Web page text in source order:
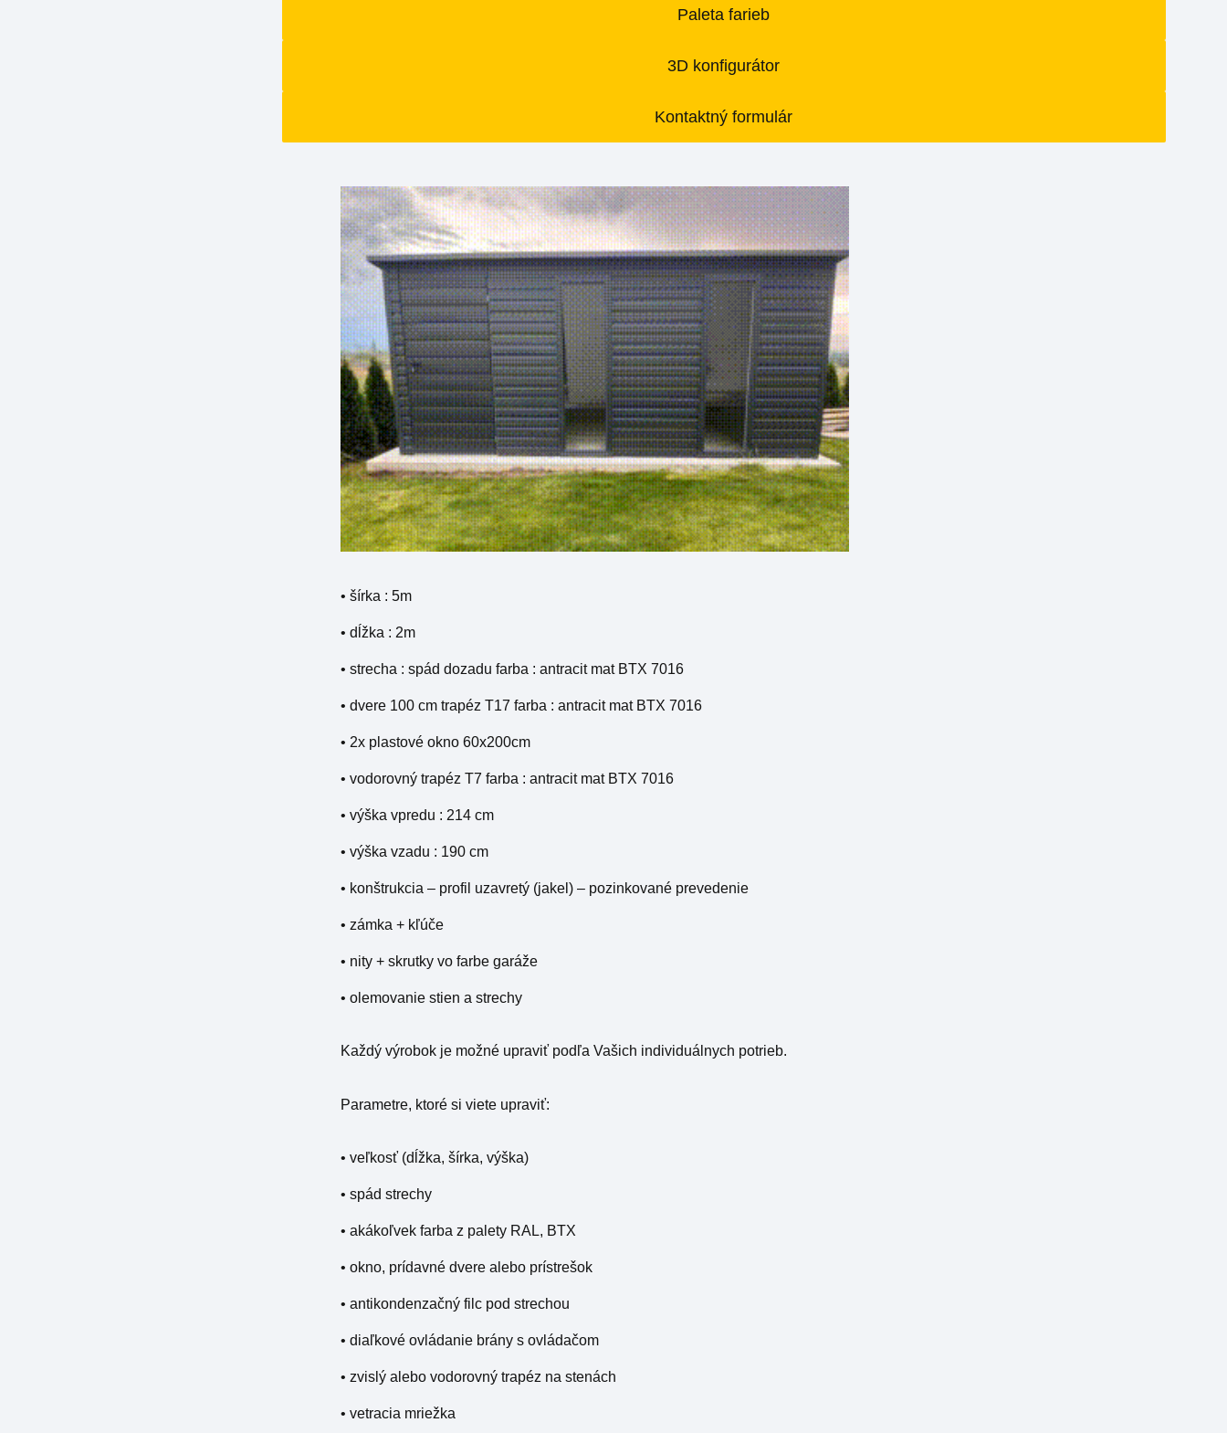
Paleta farieb
3D konfigurátor
Kontaktný formulár
• šírka : 5m
• dĺžka : 2m
• strecha : spád dozadu farba : antracit mat BTX 7016
• dvere 100 cm trapéz T17 farba : antracit mat BTX 7016
• 2x plastové okno 60x200cm
• vodorovný trapéz T7 farba : antracit mat BTX 7016
• výška vpredu : 214 cm
• výška vzadu : 190 cm
• konštrukcia – profil uzavretý (jakel) – pozinkované prevedenie
• zámka + kľúče
• nity + skrutky vo farbe garáže
• olemovanie stien a strechy
Každý výrobok je možné upraviť podľa Vašich individuálnych potrieb.
Parametre, ktoré si viete upraviť:
• veľkosť (dĺžka, šírka, výška)
• spád strechy
• akákoľvek farba z palety RAL, BTX
• okno, prídavné dvere alebo prístrešok
• antikondenzačný filc pod strechou
• diaľkové ovládanie brány s ovládačom
• zvislý alebo vodorovný trapéz na stenách
• vetracia mriežka